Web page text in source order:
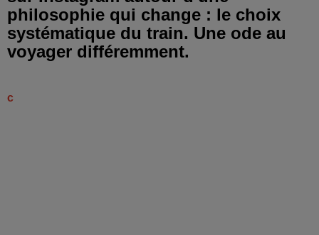
philosophie qui change : le choix
systématique du train. Une ode au
voyager différemment.
c